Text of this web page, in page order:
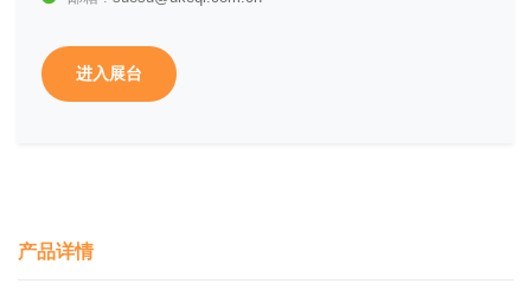
进入展台
产品详情